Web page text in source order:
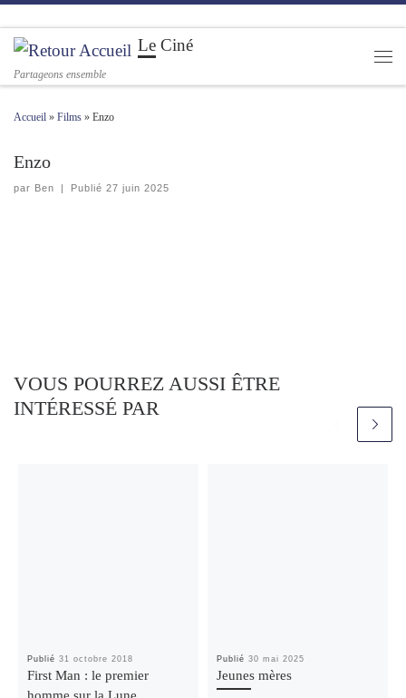
Passer au contenu
Le Ciné
Partageons ensemble
Accueil » Films » Enzo
Enzo
par Ben | Publié 27 juin 2025
VOUS POURREZ AUSSI ÊTRE
INTÉRESSÉ PAR
Publié31 octobre 2018
First Man : le premier
homme sur la Lune
Publié30 mai 2025
Jeunes mères